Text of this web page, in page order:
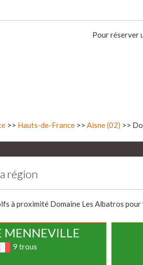
Pour réserver
>> Hauts-de-France >> Aisne (02) >>
région
à proximité Domaine Les Albatros
MENNEVILLE
9 trous